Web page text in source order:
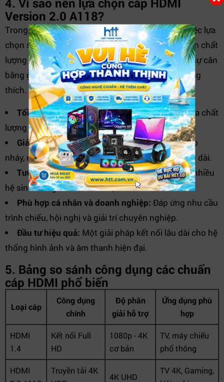
Version 2.0 A118?
Trong thị trường có rất nhiều loạicáp HDMI 4K, việc lựa
chọn sản phẩm đạt chuẩn là yếu tố quyết định đến chất
lượng tín hiệu thực tế.A118 HDMI 2.0 mang đến sự cân
bằng giữa hiệu năng, độ ổn định và khả năng tương
thích.
Tối ưu trải nghiệm 4K:Đảm bảo khai thác tối đa chất
lượng hiển thị của TV và màn hình hiện đại.
Giảm suy hao tín hiệu:Hạn chế tình trạng nhấp
nháy, nhiễu hình hoặc mất tín hiệu khi sử dụng lâu dài.
Tương thích đa thiết bị:Dễ dàng sử dụng cho nhiều
hệ sinh thái giải trí và làm việc khác nhau.
Phù hợp cá nhân và doanh nghiệp: Đáp ứng nhu cầu
trình chiếu, hội nghị và giải trí chuyên nghiệp.
Đầu tư hiệu quả: Một giải pháp kết nối lâu dài cho hệ
thống hình ảnh và âm thanh hiện đại.
5. Bảng so sánh công dụng các chuẩn
cáp HDMI phổ biến
Loại cáp
Công dụng
chính
Độ phân
giải hỗ trợ
Ứng dụng phù
hợp
HDMI
1.4
Kết nối Full
HD
1080p - 4K
cơ bản
TV, máy chiếu
phổ thông
HDMI
Truyền tải 4K
4K UHD
TV 4K, Gaming,